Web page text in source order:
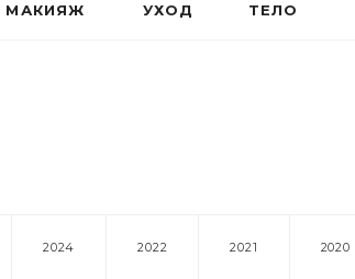
МАКИЯЖ УХОД ТЕЛО
2024 2022 2021 2020